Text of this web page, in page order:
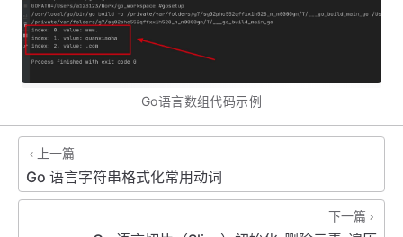
Go语言数组代码示例
上一篇
Go 语言字符串格式化常用动词
下一篇